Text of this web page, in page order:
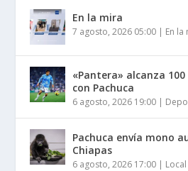
En la mira
7 agosto, 2026 05:00 | En la
«Pantera» alcanza
con Pachuca
6 agosto, 2026 19:00 |
Pachuca envía mono
Chiapas
6 agosto, 2026 17:00 | Local